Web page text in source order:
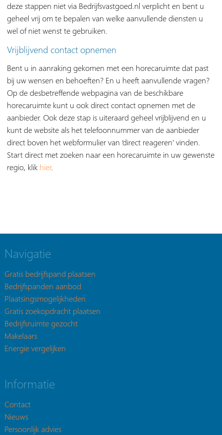
deze stappen niet via Bedrijfsvastgoed.nl verplicht en bent u
geheel vrij om te bepalen van welke aanvullende diensten u
wel of niet wenst te gebruiken.
Vrijblijvend contact opnemen
Bent u in aanraking gekomen met een horecaruimte dat past
bij uw wensen en behoeften? En u heeft aanvullende vragen?
Op de desbetreffende webpagina van de beschikbare
horecaruimte kunt u ook direct contact opnemen met de
aanbieder. Ook deze stap is uiteraard geheel vrijblijvend en u
kunt de website als het telefoonnummer van de aanbieder
direct boven het webformulier van ‘direct reageren’ vinden.
Start direct met zoeken naar een horecaruimte in uw gewenste
regio, klik hier.
Navigatie
Gratis bedrijfspand plaatsen
Bedrijfspanden aanbod
Plaatsingsmogelijkheden
Gratis zoekopdracht plaatsen
Bedrijfsruimte gezocht
Makelaars
Energie vergelijken
Informatie
Contact
Nieuws
Persoonlijk advies